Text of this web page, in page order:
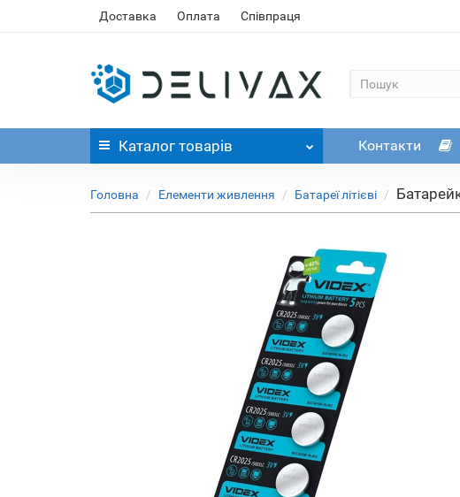
Доставка Оплата Співпраця
Каталог товарів Контакти
Головна Елементи живлення Батареї літієві